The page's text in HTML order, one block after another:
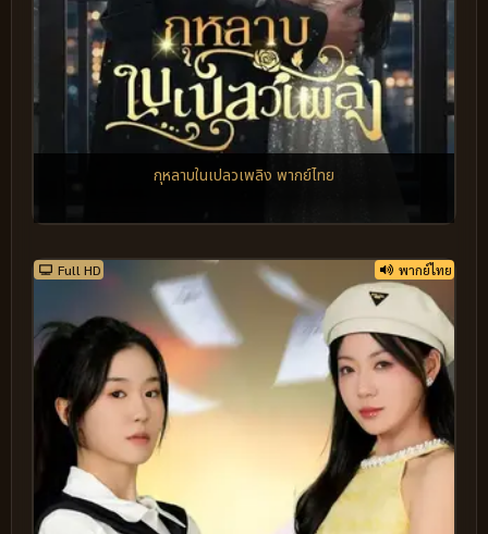
กุหลาบในเปลวเพลิง พากย์ไทย
Full HD พากย์ไทย